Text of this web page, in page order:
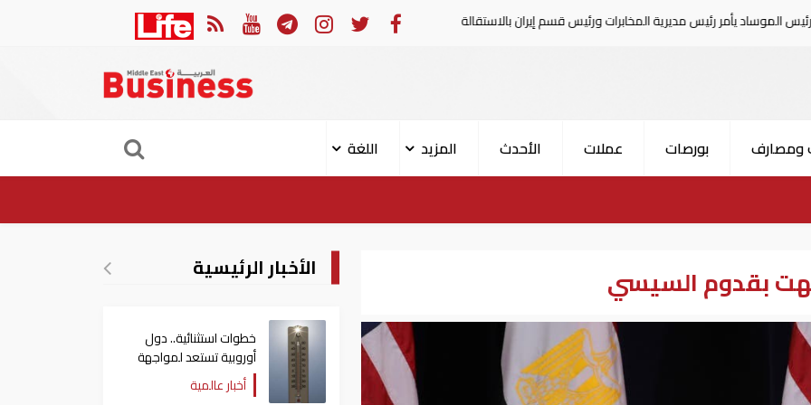
رئيس مديرية المخابرات ورئيس قسم إيران بالاستقالة السعودية تعلن إصابة 11 مدنيا في هجوم حوثي على نجران
ومصارف بورصات عملات الأحدث المزيد
اللغة
بقدوم السيسي الأخبار الرئيسية
خطوات استثنائية.. دول
أوروبية تستعد لمواجهة
موجة حر غير مسبوقة
أخبار عالمية